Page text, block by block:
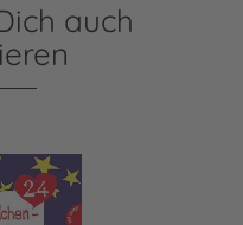
auch